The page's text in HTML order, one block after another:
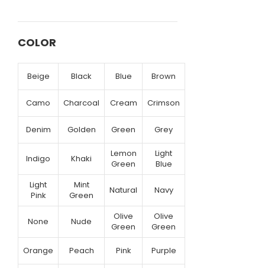
COLOR
Beige Black Blue Brown
Camo Charcoal Cream Crimson
Denim Golden Green Grey
Indigo Khaki
Lemon
Green
Light
Blue
Light
Pink
Mint
Green
Natural Navy
None Nude
Olive
Green
Olive
Green
Orange Peach Pink Purple